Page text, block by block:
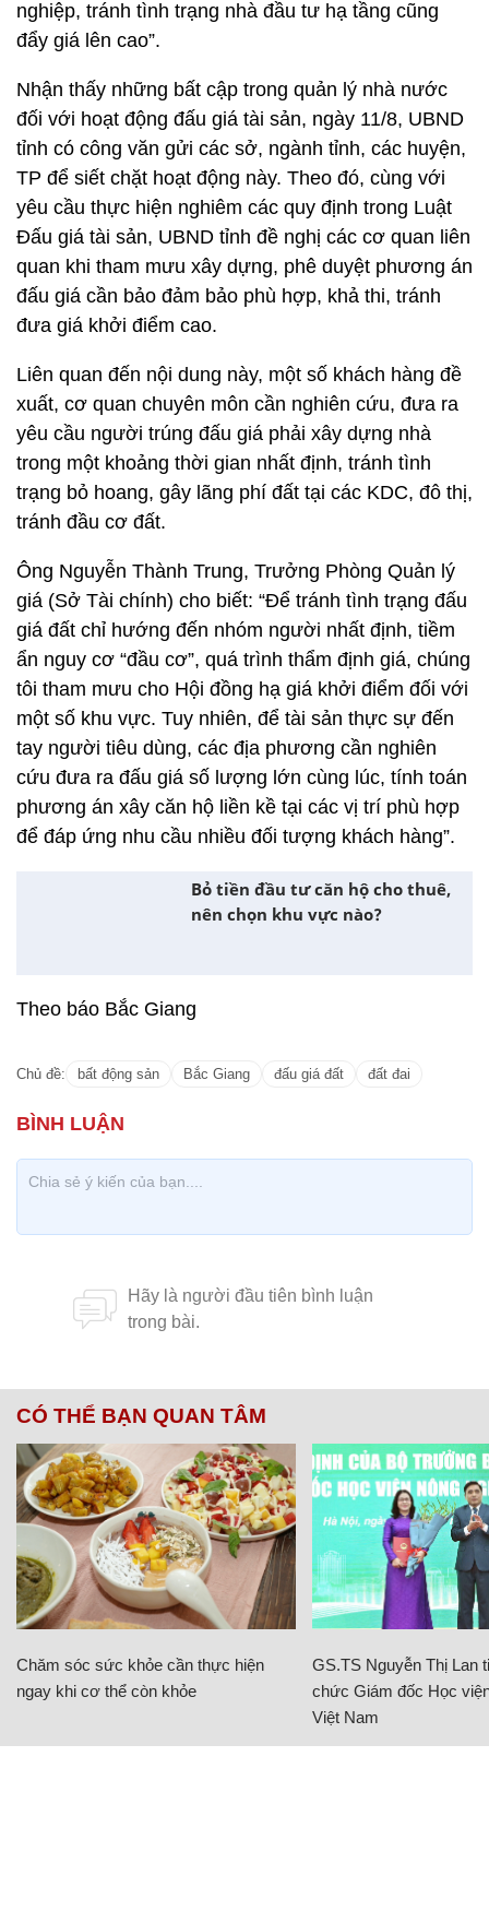
nghiệp, tránh tình trạng nhà đầu tư hạ tầng cũng
đẩy giá lên cao”.
Nhận thấy những bất cập trong quản lý nhà nước
đối với hoạt động đấu giá tài sản, ngày 11/8, UBND
tỉnh có công văn gửi các sở, ngành tỉnh, các huyện,
TP để siết chặt hoạt động này. Theo đó, cùng với
yêu cầu thực hiện nghiêm các quy định trong Luật
Đấu giá tài sản, UBND tỉnh đề nghị các cơ quan liên
quan khi tham mưu xây dựng, phê duyệt phương án
đấu giá cần bảo đảm bảo phù hợp, khả thi, tránh
đưa giá khởi điểm cao.
Liên quan đến nội dung này, một số khách hàng đề
xuất, cơ quan chuyên môn cần nghiên cứu, đưa ra
yêu cầu người trúng đấu giá phải xây dựng nhà
trong một khoảng thời gian nhất định, tránh tình
trạng bỏ hoang, gây lãng phí đất tại các KDC, đô thị,
tránh đầu cơ đất.
Ông Nguyễn Thành Trung, Trưởng Phòng Quản lý
giá (Sở Tài chính) cho biết: “Để tránh tình trạng đấu
giá đất chỉ hướng đến nhóm người nhất định, tiềm
ẩn nguy cơ “đầu cơ”, quá trình thẩm định giá, chúng
tôi tham mưu cho Hội đồng hạ giá khởi điểm đối với
một số khu vực. Tuy nhiên, để tài sản thực sự đến
tay người tiêu dùng, các địa phương cần nghiên
cứu đưa ra đấu giá số lượng lớn cùng lúc, tính toán
phương án xây căn hộ liền kề tại các vị trí phù hợp
để đáp ứng nhu cầu nhiều đối tượng khách hàng”.
Bỏ tiền đầu tư căn hộ cho thuê,
nên chọn khu vực nào?
Theo báo Bắc Giang
Chủ đề: bất động sản Bắc Giang đấu giá đất đất đai
CÓ THỂ BẠN QUAN TÂM
Chăm sóc sức khỏe cần thực hiện
ngay khi cơ thể còn khỏe
GS.TS Nguyễn Thị Lan
chức Giám đốc Học
Việt Nam